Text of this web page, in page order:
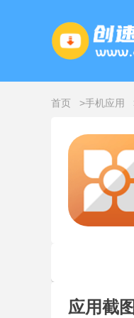
首页 手机应用
应用截图